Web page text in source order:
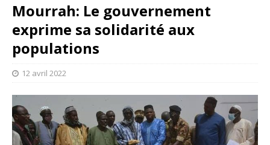
Mourrah: Le gouvernement
exprime sa solidarité aux
populations
12 avril 2022